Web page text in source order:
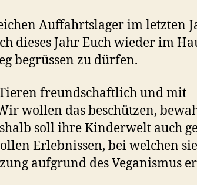
Auffahrtslager im letzten
dieses Jahr Euch wieder im
begrüssen zu dürfen.
freundschaftlich und mit
wollen das beschützen,
soll ihre Kinderwelt auch
Erlebnissen, bei welchen sie
aufgrund des Veganismus